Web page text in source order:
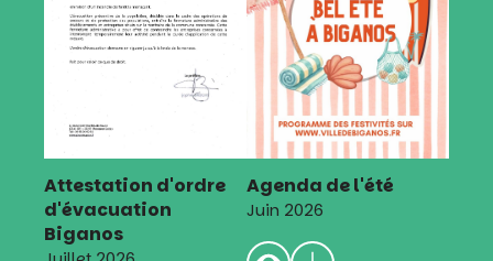
Attestation d'ordre
d'évacuation
Biganos
Agenda de l'été
Juin 2026